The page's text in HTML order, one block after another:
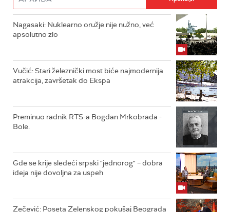
Nagasaki: Nuklearno oružje nije nužno, već
apsolutno zlo
Vučić: Stari železnički most biće najmodernija
atrakcija, završetak do Ekspa
Preminuo radnik RTS-a Bogdan Mrkobrada -
Bole.
Gde se krije sledeći srpski "jednorog" – dobra
ideja nije dovoljna za uspeh
Zečević: Poseta Zelenskog pokušaj Beograda